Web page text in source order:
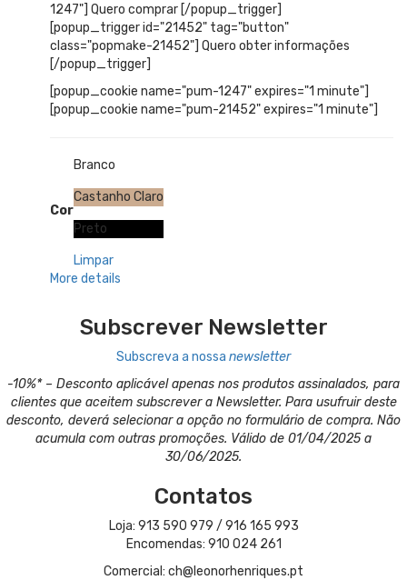
1247"] Quero comprar [/popup_trigger]
[popup_trigger id="21452" tag="button"
class="popmake-21452"] Quero obter informações
[/popup_trigger]
[popup_cookie name="pum-1247" expires="1 minute"]
[popup_cookie name="pum-21452" expires="1 minute"]
Cor
Branco
Castanho Claro
Preto
Limpar
More details
Subscrever Newsletter
Subscreva a nossa newsletter
-10%* – Desconto aplicável apenas nos produtos assinalados, para
clientes que aceitem subscrever a Newsletter. Para usufruir deste
desconto, deverá selecionar a opção no formulário de compra. Não
acumula com outras promoções. Válido de 01/04/2025 a
30/06/2025.
Contatos
Loja: 913 590 979 / 916 165 993
Encomendas: 910 024 261
Comercial: ch@leonorhenriques.pt